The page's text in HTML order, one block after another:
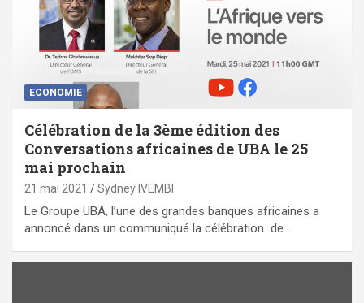
ECONOMIE
Célébration de la 3ème édition des
Conversations africaines de UBA le 25
mai prochain
21 mai 2021 Sydney IVEMBI
Le Groupe UBA, l’une des grandes banques africaines a
annoncé dans un communiqué la célébration de…